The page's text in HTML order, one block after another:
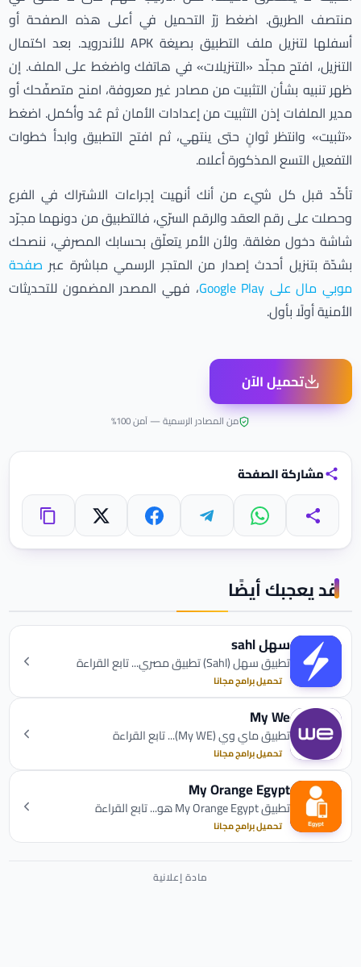
منتصف الطريق. اضغط زرّ التحميل في أعلى هذه الصفحة أو
أسفلها لتنزيل ملف التطبيق بصيغة APK للأندرويد. بعد اكتمال
التنزيل، افتح مجلّد «التنزيلات» في هاتفك واضغط على الملف. إن
ظهر تنبيه بشأن التثبيت من مصادر غير معروفة، امنح متصفّحك أو
مدير الملفات إذن التثبيت من إعدادات الأمان ثم عُد وأكمل. اضغط
«تثبيت» وانتظر ثوانٍ حتى ينتهي، ثم افتح التطبيق وابدأ خطوات
التفعيل التسع المذكورة أعلاه.
تأكّد قبل كل شيء من أنك أنهيت إجراءات الاشتراك في الفرع
وحصلت على رقم العقد والرقم السرّي، فالتطبيق من دونهما مجرّد
شاشة دخول مغلقة. ولأن الأمر يتعلّق بحسابك المصرفي، ننصحك
بشدّة بتنزيل أحدث إصدار من المتجر الرسمي مباشرة عبر صفحة
موبي مال على Google Play
، فهي المصدر المضمون للتحديثات
الأمنية أولًا بأول.
تحميل الآن
من المصادر الرسمية — آمن 100%
مشاركة الصفحة
مشاركة واتساب تيليجرام فيسبوك X نسخ
قد يعجبك أيضًا
سهل sahl
تطبيق سهل (Sahl) تطبيق مصري... تابع القراءة
تحميل برامج مجانا
My We
تطبيق ماي وي (My WE)... تابع القراءة
تحميل برامج مجانا
My Orange Egypt
تطبيق My Orange Egypt هو... تابع القراءة
تحميل برامج مجانا